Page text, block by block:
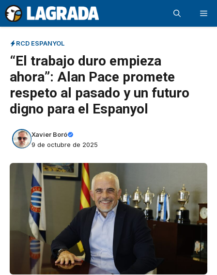
Saltar
al
contenido
RCD ESPANYOL
“El trabajo duro empieza
ahora”: Alan Pace promete
respeto al pasado y un futuro
digno para el Espanyol
Xavier Boró
9 de octubre de 2025